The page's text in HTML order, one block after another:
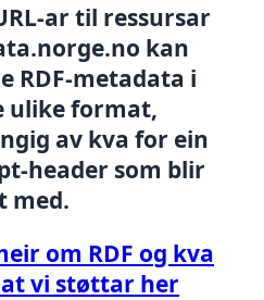
ar til ressursar
kan
RDF-metadata i
ulike format,
av kva for ein
header som blir
med.
om RDF og kva
vi støttar her